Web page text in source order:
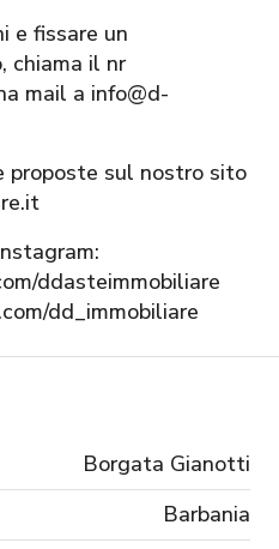
e fissare un
chiama il nr
mail a info@d-
proposte sul nostro sito
ddasteimmobiliare
dd_immobiliare
Borgata Gianotti
Barbania